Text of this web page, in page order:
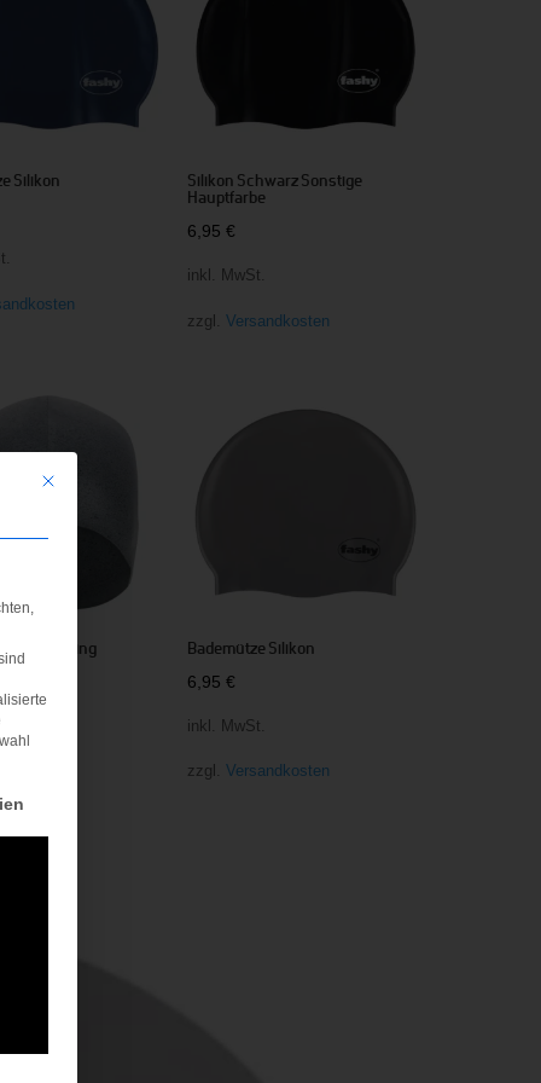
Silikon
Silikon Schwarz Sonstige
Hauptfarbe
6,95€
inkl. MwSt.
zzgl.Versandkosten
Recycling
Bademütze Silikon
6,95€
inkl. MwSt.
zzgl. Versandkosten
Mit diesem Button wird der Dialog geschlossen. Seine Funktionalität ist
Die erste Service-Gruppe ist essenziell und kann nicht